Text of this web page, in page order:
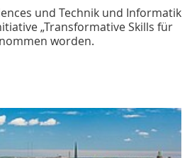
und Technik und Informatik
„Transformative Skills für
worden.